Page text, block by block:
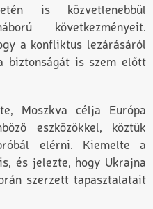
is közvetlenebbül
következményeit.
a konfliktus lezárásáról
biztonságát is szem előtt
Moszkva célja Európa
eszközökkel, köztük
elérni. Kiemelte a
és jelezte, hogy Ukrajna
szerzett tapasztalatait